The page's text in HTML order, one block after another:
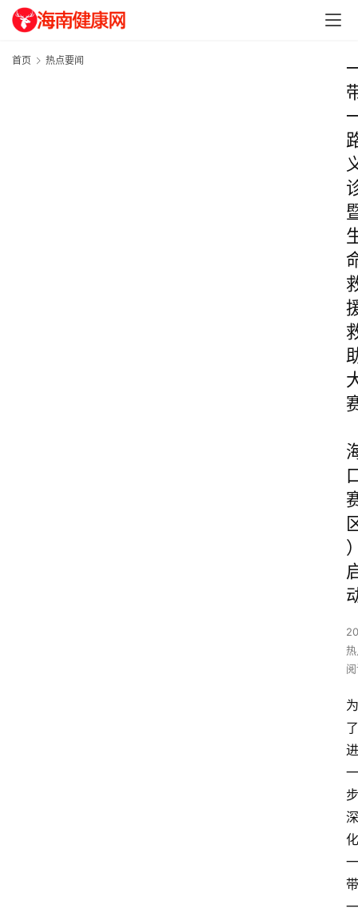
首页 热点要闻
为
了
进
一
步
深
化
一
带
一